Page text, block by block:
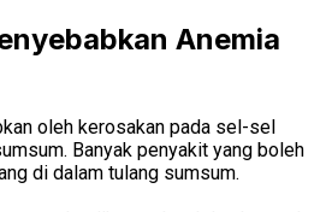
Anemia
oleh kerosakan pada sel-sel
Banyak penyakit yang boleh
di dalam tulang sumsum.